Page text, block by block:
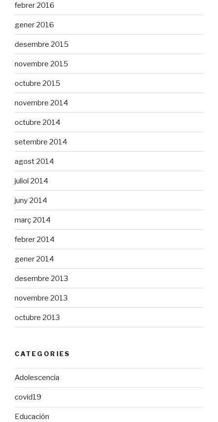
febrer 2016
gener 2016
desembre 2015
novembre 2015
octubre 2015
novembre 2014
octubre 2014
setembre 2014
agost 2014
juliol 2014
juny 2014
març 2014
febrer 2014
gener 2014
desembre 2013
novembre 2013
octubre 2013
CATEGORIES
Adolescencia
covid19
Educación